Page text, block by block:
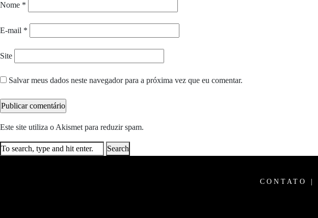
Nome *
E-mail *
Site
Salvar meus dados neste navegador para a próxima vez que eu comentar.
Este site utiliza o Akismet para reduzir spam.
Search
CONTATO